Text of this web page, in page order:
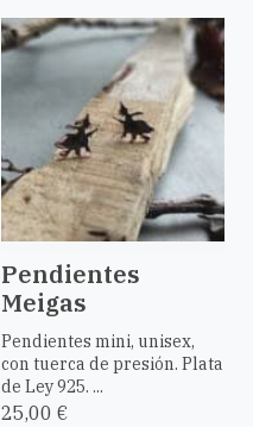
Pendientes
Meigas
Pendientes mini, unisex,
con tuerca de presión. Plata
de Ley 925. ...
25,00 €